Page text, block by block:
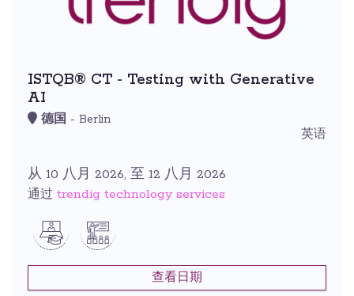
ISTQB® CT - Testing with Generative
AI
德国 - Berlin
英语
从 10 八月 2026, 至 12 八月 2026
通过 trendig technology services
查看日期